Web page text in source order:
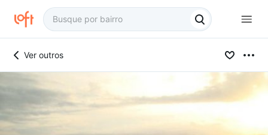
Ver outros